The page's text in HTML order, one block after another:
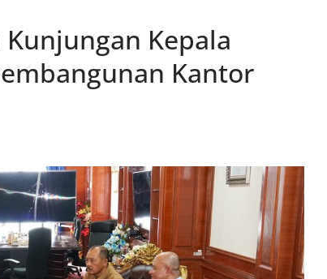
Kepala
Kantor